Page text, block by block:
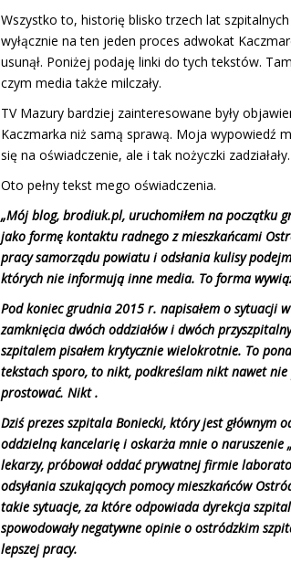
Wszystko to, historię blisko trzech lat
wyłącznie na ten jeden proces adwokat
usunął. Poniżej podaję linki do tych tekstów.
czym media także milczały.
TV Mazury bardziej zainteresowane były
Kaczmarka niż samą sprawą. Moja wypowiedź
się na oświadczenie, ale i tak nożyczki zadziałały.
Oto pełny tekst mego oświadczenia.
„Mój blog, brodiuk.pl, uruchomiłem na początku
jako formę kontaktu radnego z mieszkańcami
pracy samorządu powiatu i odsłania kulisy
których nie informują inne media. To forma
Pod koniec grudnia 2015 r. napisałem o sytuacji
zamknięcia dwóch oddziałów i dwóch
szpitalem pisałem krytycznie wielokrotnie. To
tekstach sporo, to nikt, podkreślam nikt nawet
prostować. Nikt .
Dziś prezes szpitala Boniecki, który jest głównym
oddzielną kancelarię i oskarża mnie o naruszenie
lekarzy, próbował oddać prywatnej firmie
odsyłania szukających pomocy mieszkańców
takie sytuacje, za które odpowiada dyrekcja
spowodowały negatywne opinie o ostródzkim
lepszej pracy.